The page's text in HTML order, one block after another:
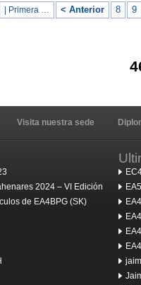
| Primera … < Anterior 8 9
Visita nuestra sede
2024 – VI Edición
de EA4BPG (SK)